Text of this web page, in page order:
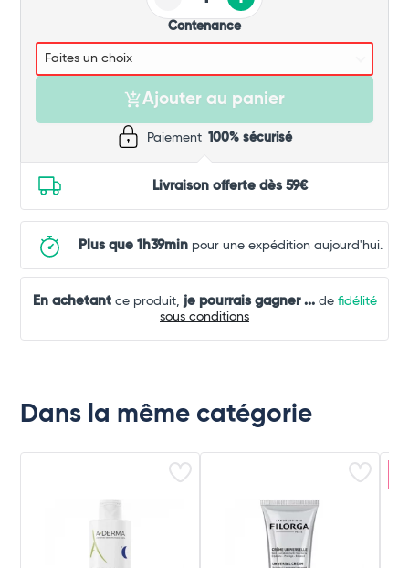
Contenance
Ajouter au panier
Paiement 100% sécurisé
Livraison offerte dès 59€
Plus que 1h39minpour une expédition aujourd'hui.
En achetantce produit, je pourrais gagner ...de fidélité
sous conditions
Dans la même catégorie